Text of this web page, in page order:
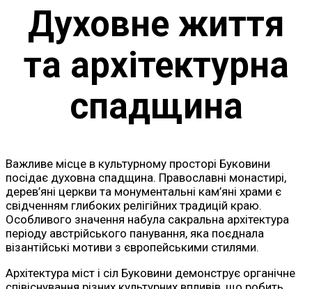
Духовне життя
та архітектурна
спадщина
Важливе місце в культурному просторі Буковини
посідає духовна спадщина. Православні монастирі,
дерев’яні церкви та монументальні кам’яні храми є
свідченням глибоких релігійних традицій краю.
Особливого значення набула сакральна архітектура
періоду австрійського панування, яка поєднала
візантійські мотиви з європейськими стилями.
Архітектура міст і сіл Буковини демонструє органічне